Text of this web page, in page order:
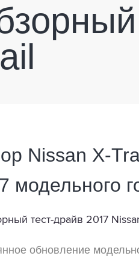
Nissan X-
модельного
обновление